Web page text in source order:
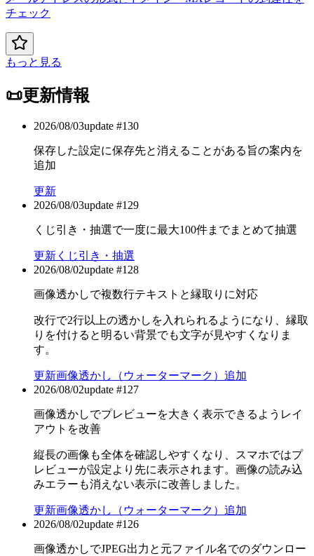
チェック
もっと見る
📜更新情報
2026/08/03update #130
保存した設定に保存先と消えることがある旨の案内を
追加
更新
2026/08/03update #129
くじ引き・抽選で一度に最大100件までまとめて抽選
更新 くじ引き・抽選
2026/08/02update #128
画像透かしで複数行テキストと縁取りに対応
改行で2行以上の透かしを入れられるようになり、縁取
りを付けると明るい背景でも文字が見やすくなりま
す。
更新画像透かし（ウォーターマーク）追加
2026/08/02update #127
画像透かしでプレビューを大きく表示できるようレイ
アウトを改善
縦長の画像も全体を確認しやすくなり、スマホではプ
レビューが設定より先に表示されます。画像の読み込
みエラーも消えない表示に改善しました。
更新画像透かし（ウォーターマーク）追加
2026/08/02update #126
画像透かしでJPEG出力と元ファイル名でのダウンロー